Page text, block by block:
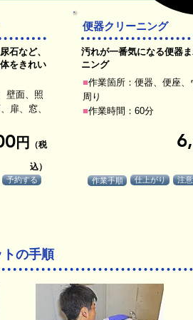
石など、
をきれい
壁面、照
扉、窓、
円 （税
込）
予約する
便器クリーニング
汚れが一番気になる便器
ニング
■作業箇所：便器、便座、
周り
■作業時間：60分​
作業手順 仕上がり 注
トの手順